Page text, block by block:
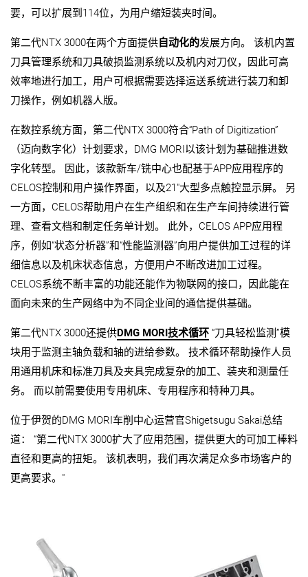
要，可以扩展到114位，为用户缩短装夹时间。
第二代NTX 3000在两个方面提供 自动化的发展方向。 该机内置
刀具管理系统和刀具破损监测系统以及机内对刀仪，因此可高
效率地进行加工，用户可根据需要选择运送系统进行装刀和卸
刀操作，例如机器人版。
在数控系统方面，第二代NTX 3000符合“Path of Digitization”
（迈向数字化）计划要求，DMG MORI以该计划为基础推进数
字化转型。 因此，该款新车/铣中心也配基于APP应用程序的
CELOS控制和用户操作界面，以及21"大型多点触控显示屏。 另
一方面，CELOS帮助用户在生产组织和在生产车间持续进行管
理、查看文档和制定任务单计划。 此外，CELOS APP应用程
序，例如“状态分析器”和“性能监测器”向用户提供加工过程的详
细信息以及机床状态信息，方便用户不断改进加工过程。
CELOS系统不断丰富的功能还能作为物联网的接口，因此能在
面向未来的生产网络中为不同企业间的通信提供基础。
第二代NTX 3000还提供DMG MORI技术循环 “刀具轻松监测”模
块用于监测主轴负载和轴的进给参数。 技术循环帮助操作人员
用通用机床和标准刀具及夹具完成复杂的加工、装夹和测量任
务。 而以前需要使用专用机床、专用程序和特种刀具。
位于伊贺的DMG MORI车削中心运营官Shigetsugu Sakai总结
道： “第二代NTX 3000扩大了应用范围，提供更大的可加工棒料
直径和更高的扭矩。 该机表明，我们再次满足众多市场客户的
更高要求。"